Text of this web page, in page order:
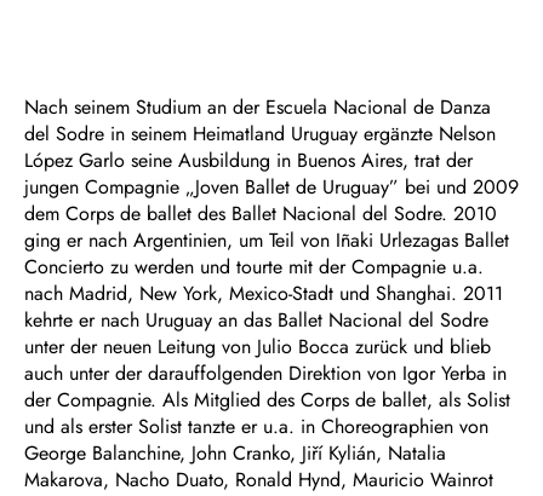
Nach seinem Studium an der Escuela Nacional de Danza
del Sodre in seinem Heimatland Uruguay ergänzte Nelson
López Garlo seine Ausbildung in Buenos Aires, trat der
jungen Compagnie „Joven Ballet de Uruguay” bei und 2009
dem Corps de ballet des Ballet Nacional del Sodre. 2010
ging er nach Argentinien, um Teil von Iñaki Urlezagas Ballet
Concierto zu werden und tourte mit der Compagnie u.a.
nach Madrid, New York, Mexico-Stadt und Shanghai. 2011
kehrte er nach Uruguay an das Ballet Nacional del Sodre
unter der neuen Leitung von Julio Bocca zurück und blieb
auch unter der darauffolgenden Direktion von Igor Yerba in
der Compagnie. Als Mitglied des Corps de ballet, als Solist
und als erster Solist tanzte er u.a. in Choreographien von
George Balanchine, John Cranko, Jiří Kylián, Natalia
Makarova, Nacho Duato, Ronald Hynd, Mauricio Wainrot